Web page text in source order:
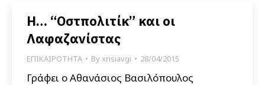
H… “Οστπολιτίκ” και οι
Λαφαζανίστας
ΕΠΙΚΑΙΡΟΤΗΤΑ Byxrisiavgi 28/04/2015
Γράφει ο Αθανάσιος Βασιλόπουλος